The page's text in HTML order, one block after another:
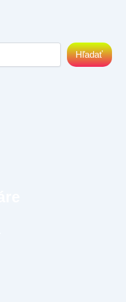
Hľadať